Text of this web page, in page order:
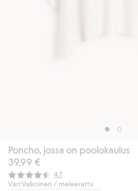
Poncho, jossa on poolokaulus
39,99 €
Keskimääräinen luokitus:
4.7
Väri:Valkoinen / meleerattu